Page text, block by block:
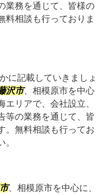
業務を通じて、皆様の
料相談も行っておりま
に記載していきましょ
沢市、相模原市を中心
リアで、会社設立、
等の業務を通じて、皆
。無料相談も行ってお
、相模原市を中心に、